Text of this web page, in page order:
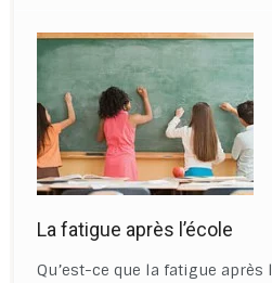
La fatigue après l’école
Qu’est-ce que la fatigue après